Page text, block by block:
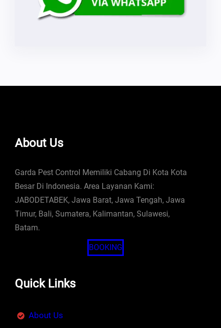
About Us
Garda Pest Control Memiliki Cabang Di Kota Kota
Besar Di Indonesia. Area Layanan Kami:
JABODETABEK, Jawa Barat, Jawa Tengah, Jawa
Timur, Bali, Sumatera, Kalimantan, Sulawesi,
Batam.
BOOKING
Quick Links
About Us